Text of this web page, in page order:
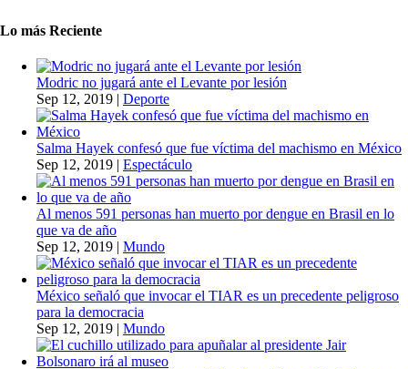
Lo más Reciente
Modric no jugará ante el Levante por lesión
Sep 12, 2019 | Deporte
Salma Hayek confesó que fue víctima del machismo en México
Sep 12, 2019 | Espectáculo
Al menos 591 personas han muerto por dengue en Brasil en lo
que va de año
Sep 12, 2019 | Mundo
México señaló que invocar el TIAR es un precedente peligroso
para la democracia
Sep 12, 2019 | Mundo